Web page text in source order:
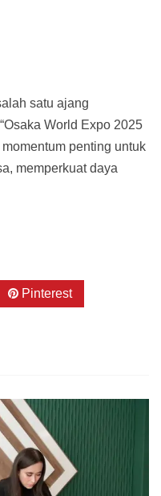
satu ajang
World Expo 2025
penting untuk
memperkuat daya
Pinterest